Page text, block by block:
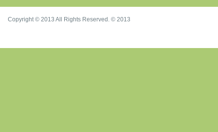
Copyright © 2013 All Rights Reserved. © 2013